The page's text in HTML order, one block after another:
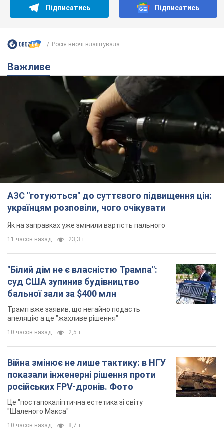
українцям розповіли, чого очікувати
11 часов назад
"Білий дім не є власністю Трампа":
суд США зупинив будівництво
бальної зали за $400 млн
Трамп вже заявив, що негайно подасть
апеляцію а це "жахливе рішення"
Війна змінює не лише тактику: в НГУ
показали інженерні рішення проти
російських FPV-дронів. Фото
Це "постапокаліптична естетика зі світу
"Шаленого Макса"
10 часов назад 8,7 т.
TOP NEWS